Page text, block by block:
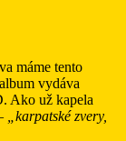
máme tento
vydáva
Ako už kapela
„karpatské zvery,